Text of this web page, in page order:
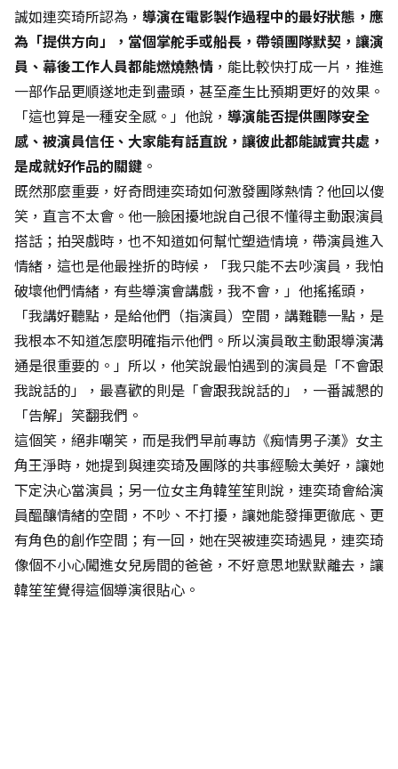
誠如連奕琦所認為， 導演在電影製作過程中的最好狀態，應
為「提供方向」，當個掌舵手或船長，帶領團隊默契，讓演
員、幕後工作人員都能燃燒熱情 ，能比較快打成一片，推進
一部作品更順遂地走到盡頭，甚至產生比預期更好的效果。
「這也算是一種安全感。」他說， 導演能否提供團隊安全
感、被演員信任、大家能有話直說，讓彼此都能誠實共處，
是成就好作品的關鍵 。
既然那麼重要，好奇問連奕琦如何激發團隊熱情？他回以傻
笑，直言不太會。他一臉困擾地說自己很不懂得主動跟演員
搭話；拍哭戲時，也不知道如何幫忙塑造情境，帶演員進入
情緒，這也是他最挫折的時候，「我只能不去吵演員，我怕
破壞他們情緒，有些導演會講戲，我不會，」他搖搖頭，
「我講好聽點，是給他們（指演員）空間，講難聽一點，是
我根本不知道怎麼明確指示他們。所以演員敢主動跟導演溝
通是很重要的。」所以，他笑說最怕遇到的演員是「不會跟
我說話的」，最喜歡的則是「會跟我說話的」，一番誠懇的
「告解」笑翻我們。
這個笑，絕非嘲笑，而是我們早前專訪《痴情男子漢》女主
角王淨時，她提到與連奕琦及團隊的共事經驗太美好，讓她
下定決心當演員；另一位女主角韓笙笙則說，連奕琦會給演
員醞釀情緒的空間，不吵、不打擾，讓她能發揮更徹底、更
有角色的創作空間；有一回，她在哭被連奕琦遇見，連奕琦
像個不小心闖進女兒房間的爸爸，不好意思地默默離去，讓
韓笙笙覺得這個導演很貼心。